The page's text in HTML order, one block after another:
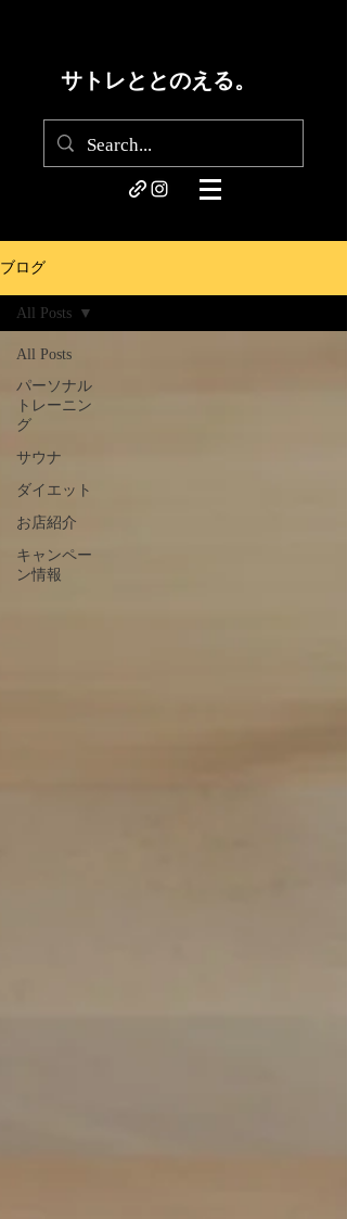
サトレととのえる。
ブログ
All Posts
パーソナル
トレーニン
グ
サウナ
ダイエット
お店紹介
キャンペー
ン情報
All Posts